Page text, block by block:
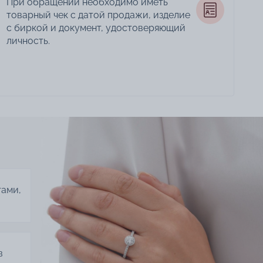
товарный чек с датой продажи, изделие
с биркой и документ, удостоверяющий
личность.